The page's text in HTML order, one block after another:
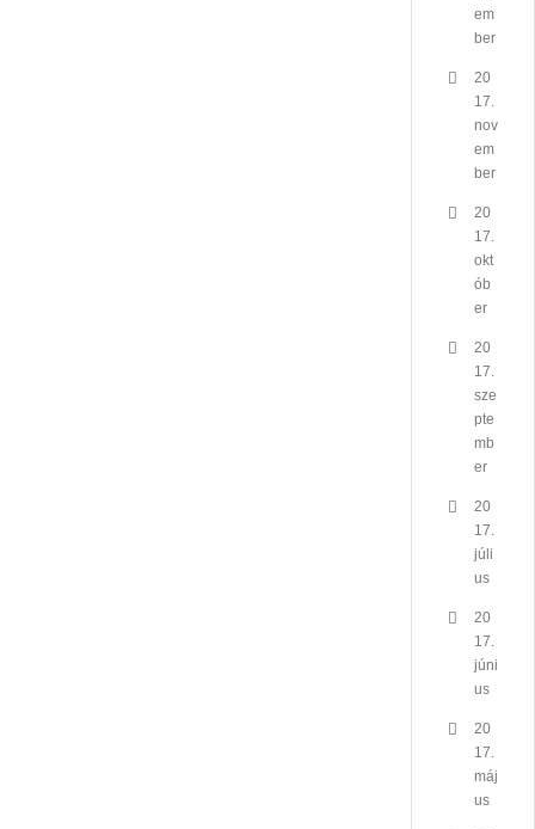
em
ber
20
17.
nov
em
ber
20
17.
okt
ób
er
20
17.
sze
pte
mb
er
20
17.
júli
us
20
17.
júni
us
20
17.
máj
us